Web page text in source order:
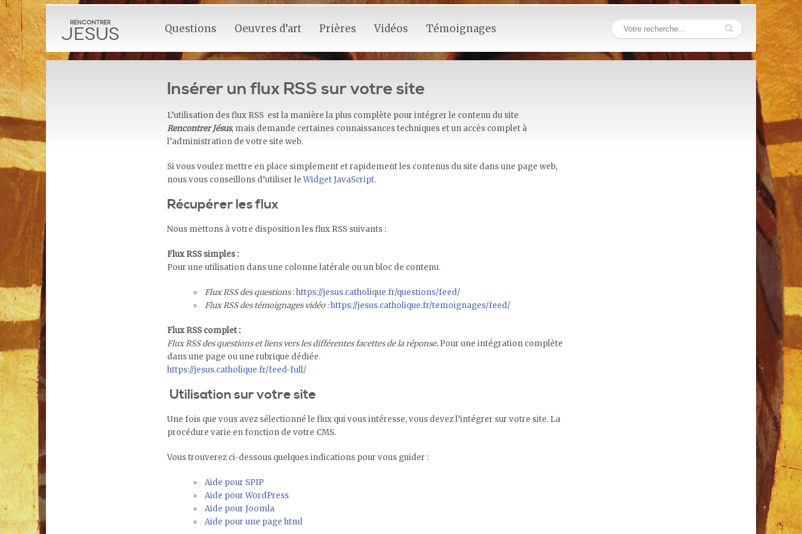
Rencontrer
Jesus Questions Oeuvres d’art Prières Vidéos Témoignages
Insérer un flux RSS sur votre site
L’utilisation des flux RSS est la manière la plus complète pour intégrer le contenu du site
Rencontrer Jésus, mais demande certaines connaissances techniques et un accès complet à
l’administration de votre site web.
Si vous voulez mettre en place simplement et rapidement les contenus du site dans une page web,
nous vous conseillons d’utiliser leWidget JavaScript.
Récupérer les flux
Nous mettons à votre disposition les flux RSS suivants :
Flux RSS simples :
Pour une utilisation dans une colonne latérale ou un bloc de contenu.
Flux RSS des questions:https://jesus.catholique.fr/questions/feed/
Flux RSS des témoignages vidéo :https://jesus.catholique.fr/temoignages/feed/
Flux RSS complet :
Flux RSS des questions et liens vers les différentes facettes de la réponse.Pour une intégration complète
dans une page ou une rubrique dédiée.
https://jesus.catholique.fr/feed-full/
Utilisation sur votre site
Une fois que vous avez sélectionné le flux qui vous intéresse, vous devez l’intégrer sur votre site. La
procédure varie en fonction de votre CMS.
Vous trouverez ci-dessous quelques indications pour vous guider :
Aide pour SPIP
Aide pour WordPress
Aide pour Joomla
Aide pour une page html